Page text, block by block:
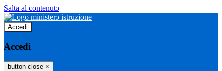
Salta al contenuto
Accedi
Accedi
button close ×